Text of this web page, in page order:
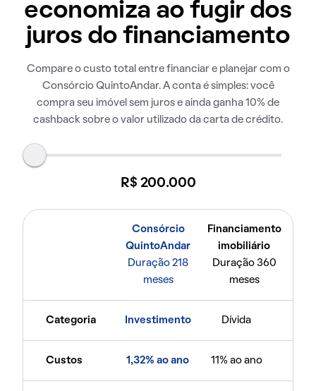
economiza ao fugir dos
juros do financiamento
Compare o custo total entre financiar e planejar com o
Consórcio QuintoAndar. A conta é simples: você
compra seu imóvel sem juros e ainda ganha 10% de
cashback sobre o valor utilizado da carta de crédito.
R$ 200.000
Consórcio
QuintoAndar
Duração 218
meses
Financiamento
imobiliário
Duração 360
meses
Categoria Investimento Dívida
Custos 1,32% ao ano 11% ao ano